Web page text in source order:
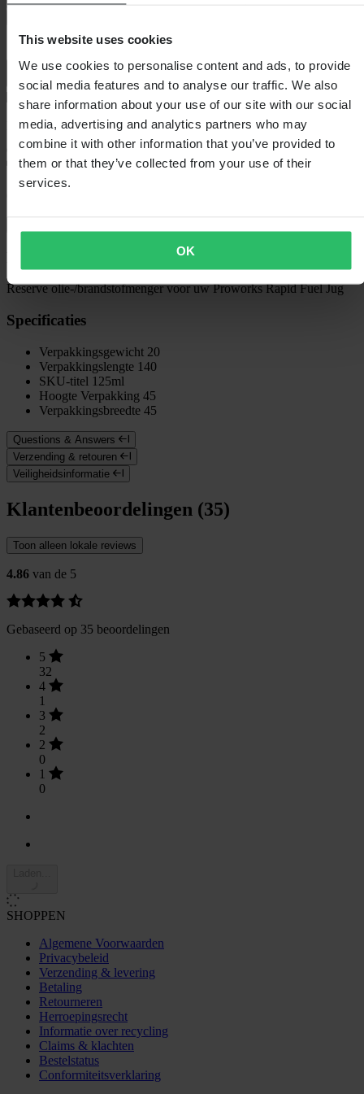
This website uses cookies
We use cookies to personalise content and ads, to provide
social media features and to analyse our traffic. We also
share information about your use of our site with our social
media, advertising and analytics partners who may
combine it with other information that you’ve provided to
them or that they’ve collected from your use of their
services.
OK
Bezorging: 5–9 werkdagen
Reserve olie-/brandstofmenger voor uw Proworks Rapid Fuel Jug
Specificaties
Verpakkingsgewicht 20
Verpakkingslengte 140
SKU-titel 125ml
Hoogte Verpakking 45
Verpakkingsbreedte 45
Questions & Answers
Verzending & retouren
Veiligheidsinformatie
Klantenbeoordelingen (35)
Toon alleen lokale reviews
4.86 van de 5
Gebaseerd op 35 beoordelingen
5
32
4
1
3
2
2
0
1
0
SHOPPEN
Algemene Voorwaarden
Privacybeleid
Verzending & levering
Betaling
Retourneren
Herroepingsrecht
Informatie over recycling
Claims & klachten
Bestelstatus
Conformiteitsverklaring